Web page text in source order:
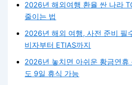
2026년 해외여행 환율 싼 나라
줄이는 법
2026년 해외 여행, 사전 준비 필
비자부터 ETIAS까지
2026년 놓치면 아쉬운 황금연휴
도 9일 휴식 가능